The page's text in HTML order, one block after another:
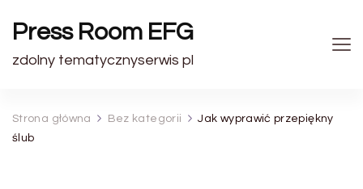
Press Room EFG
zdolny tematycznyserwis pl
Strona główna Bez kategorii
Jak wyprawić przepiękny
ślub